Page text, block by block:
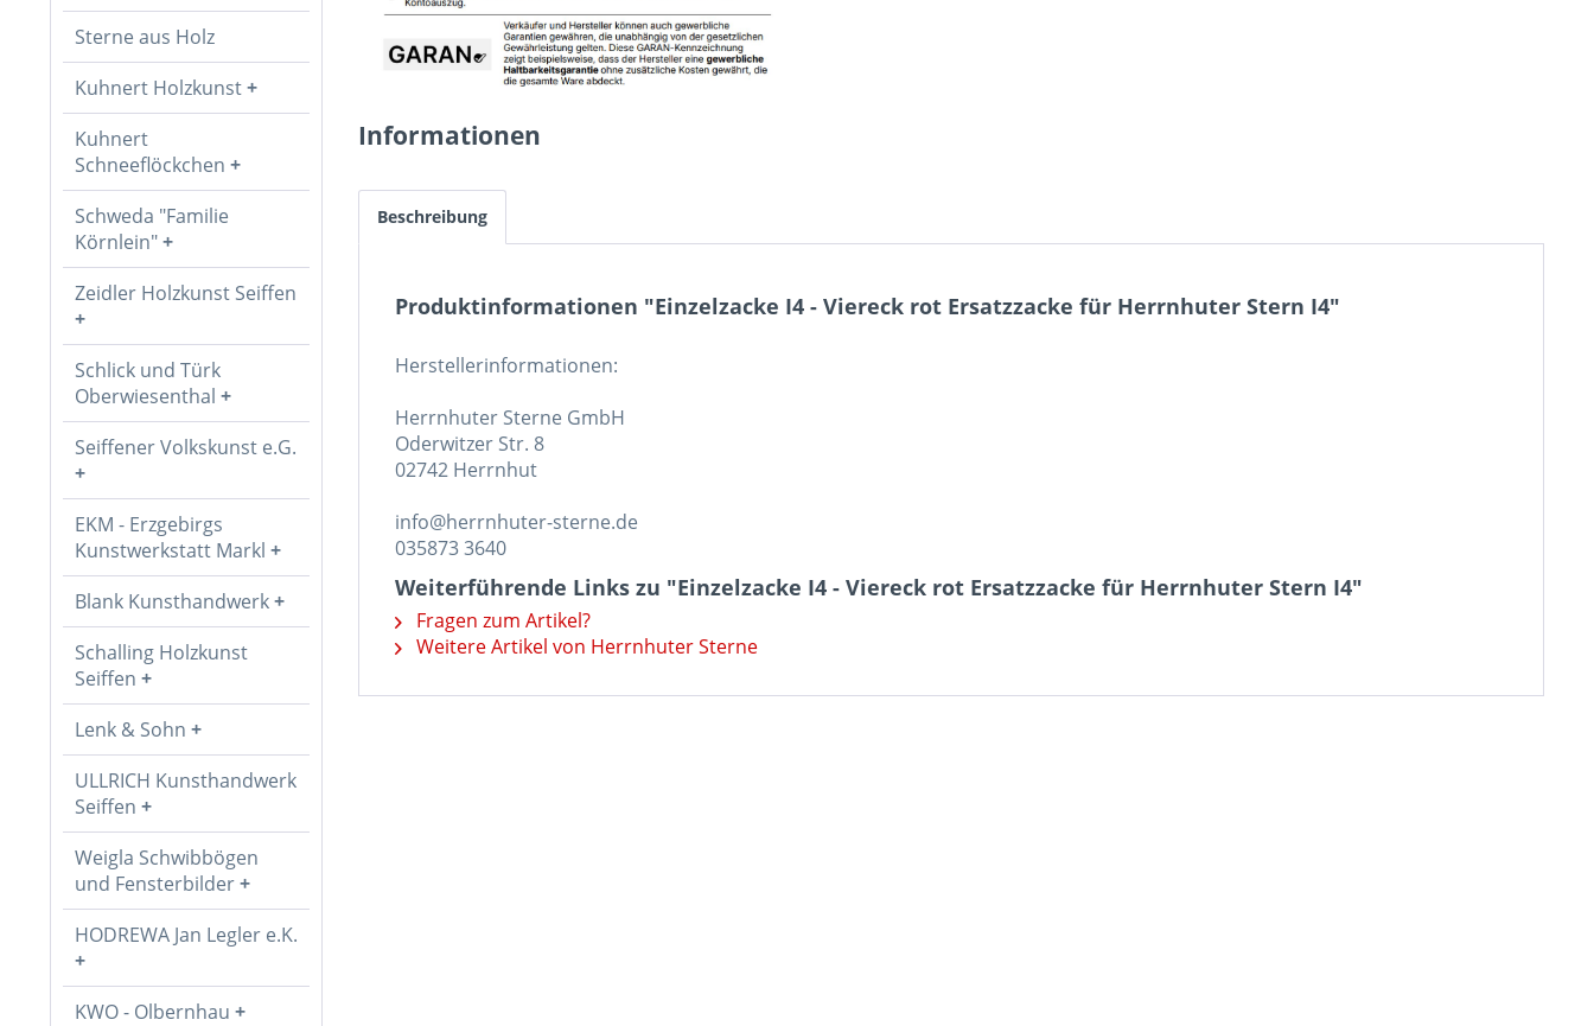
Sterne aus Holz
Kuhnert Holzkunst
Kuhnert
Schneeflöckchen
Schweda "Familie
Körnlein"
Zeidler Holzkunst Seiffen
Schlick und Türk
Oberwiesenthal
Seiffener Volkskunst e.G.
EKM - Erzgebirgs
Kunstwerkstatt Markl
Blank Kunsthandwerk
Schalling Holzkunst
Seiffen
Lenk & Sohn
ULLRICH Kunsthandwerk
Seiffen
Weigla Schwibbögen
und Fensterbilder
HODREWA Jan Legler e.K.
KWO - Olbernhau
Informationen
Beschreibung
Produktinformationen "Einzelzacke I4 - Viereck rot Ersatzzacke für Herrnhuter Stern I4"
Herstellerinformationen:
Herrnhuter Sterne GmbH
Oderwitzer Str. 8
02742 Herrnhut
info@herrnhuter-sterne.de
035873 3640
Weiterführende Links zu "Einzelzacke I4 - Viereck rot Ersatzzacke für Herrnhuter Stern I4"
Fragen zum Artikel?
Weitere Artikel von Herrnhuter Sterne